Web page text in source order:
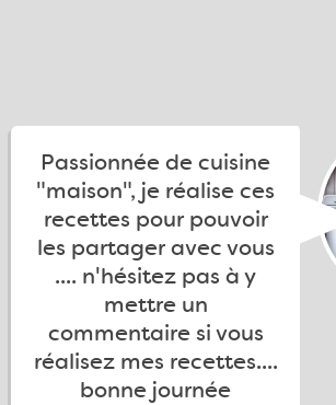
Passionnée de cuisine
"maison", je réalise ces
recettes pour pouvoir
les partager avec vous
.... n'hésitez pas à y
mettre un
commentaire si vous
réalisez mes recettes....
bonne journée